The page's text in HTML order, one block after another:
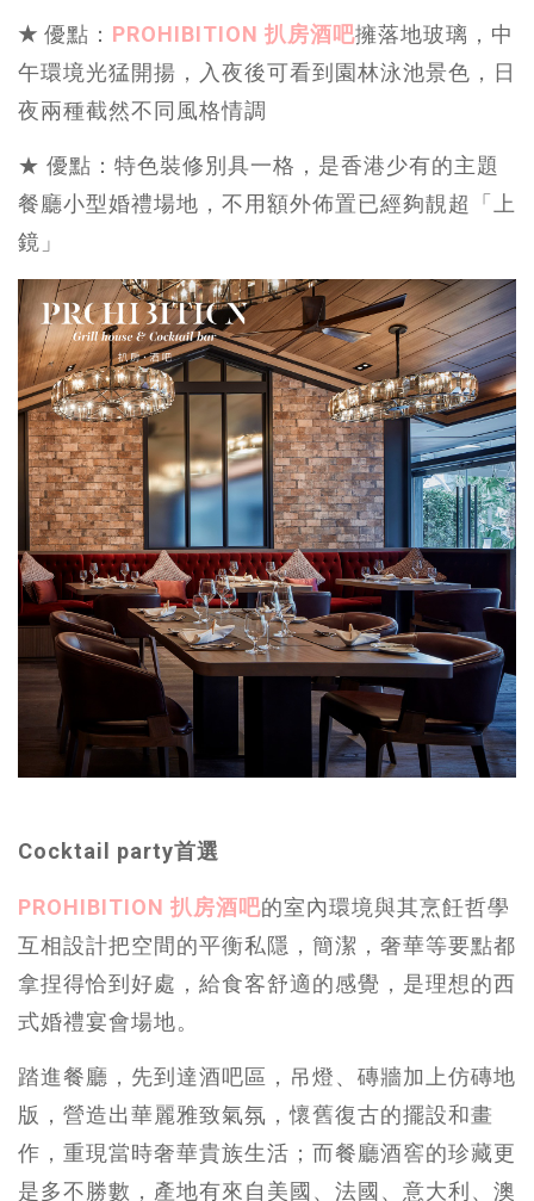
★ 優點： PROHIBITION 扒房酒吧擁落地玻璃，中
午環境光猛開揚，入夜後可看到園林泳池景色，日
夜兩種截然不同風格情調
★ 優點：特色裝修別具一格，是香港少有的主題
餐廳小型婚禮場地，不用額外佈置已經夠靚超「上
鏡」
Cocktail party首選
PROHIBITION 扒房酒吧的室內環境與其烹飪哲學
互相設計把空間的平衡私隱，簡潔，奢華等要點都
拿捏得恰到好處，給食客舒適的感覺，是理想的西
式婚禮宴會場地。
踏進餐廳，先到達酒吧區，吊燈、磚牆加上仿磚地
版，營造出華麗雅致氣氛，懷舊復古的擺設和畫
作，重現當時奢華貴族生活；而餐廳酒窖的珍藏更
是多不勝數，產地有來自美國、法國、意大利、澳